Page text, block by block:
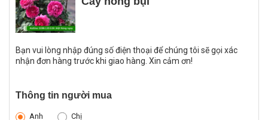
Bạn vui lòng nhập đúng số điện thoại để chúng tôi sẽ gọi xác
nhận đơn hàng trước khi giao hàng. Xin cảm ơn!
Thông tin người mua
Anh Chị